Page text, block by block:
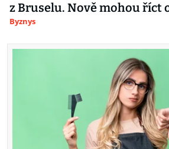
z Bruselu. Nově mohou říct
Byznys